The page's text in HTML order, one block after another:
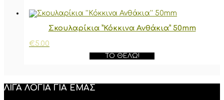
Σκουλαρίκια ”Κόκκινα Ανθάκια” 50mm
€5.00
ΤΟ ΘΈΛΩ!
ΛΙΓΑ ΛΟΓΙΑ ΓΙΑ ΕΜΑΣ